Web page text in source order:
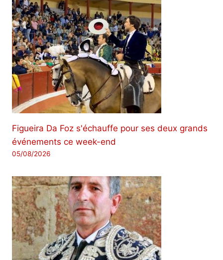
Figueira Da Foz s'échauffe pour ses deux grands
événements ce week-end
05/08/2026